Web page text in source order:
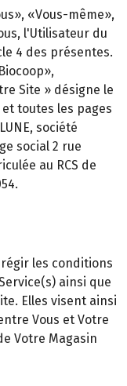
«Vous-même»,
l'Utilisateur du
4 des présentes.
Site » désigne le
et toutes les pages
société
social 2 rue
au RCS de
les conditions
ainsi que
Elles visent ainsi
Vous et Votre
Votre Magasin